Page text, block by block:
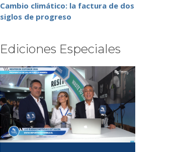
Cambio climático: la factura de dos
siglos de progreso
Ediciones Especiales